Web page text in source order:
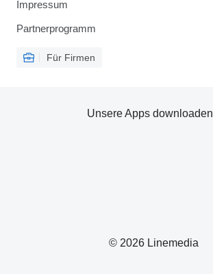
Impressum
Partnerprogramm
Für Firmen
© 2026 Linemedia
Unsere Apps downloaden